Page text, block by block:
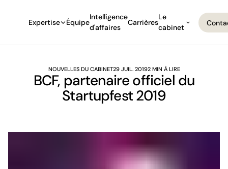
Expertise Équipe
Intelligence
d'affaires
Carrières
Le
cabinet
NOUVELLES DU CABINET29 JUIL. 20192 MIN À LIRE
BCF, partenaire officiel du
Startupfest 2019